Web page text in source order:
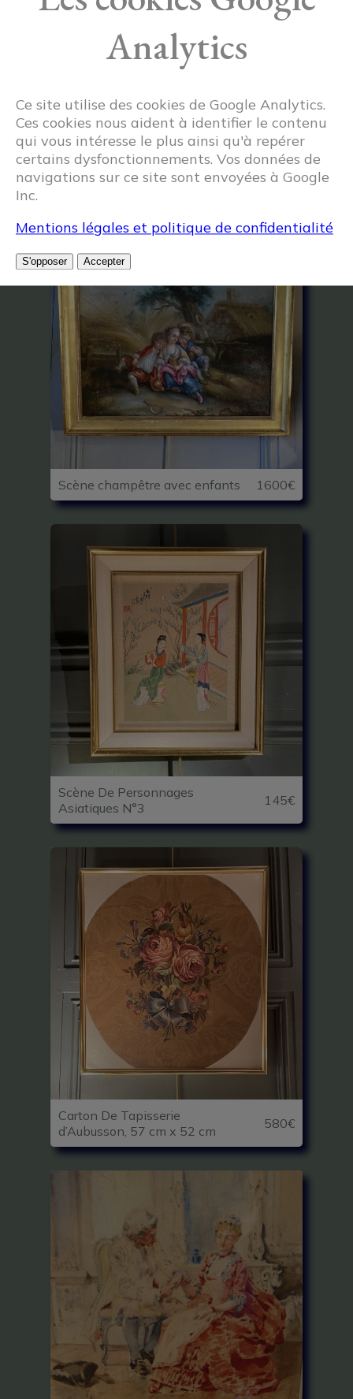
Articles similaires
Scène champêtre avec enfants 1600€
Scène De Personnages
Asiatiques N°3
145€
Carton De Tapisserie
d’Aubusson, 57 cm x 52 cm
580€
Analytics
Ce site utilise des cookies de Google Analytics.
Ces cookies nous aident à identifier le contenu
qui vous intéresse le plus ainsi qu'à repérer
certains dysfonctionnements. Vos données de
navigations sur ce site sont envoyées à Google
Inc.
Mentions légales et politique de confidentialité
S'opposer Accepter